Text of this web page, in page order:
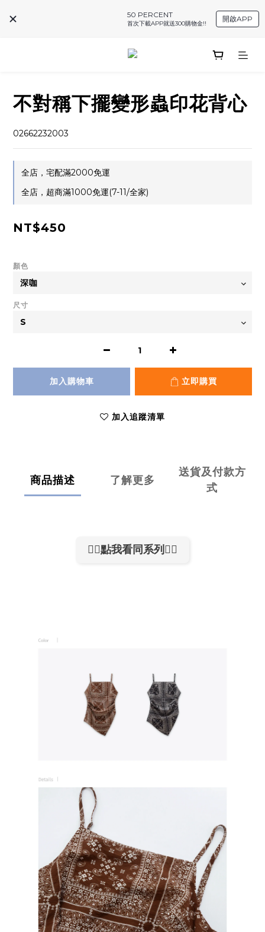
50 PERCENT
首次下載APP就送300購物金!!
開啟APP
不對稱下擺變形蟲印花背心
02662232003
全店，宅配滿2000免運
全店，超商滿1000免運(7-11/全家)
NT$450
顏色
尺寸
加入購物車 立即購買
加入追蹤清單
商品描述 了解更多
送貨及付款方
式
👉🏻點我看同系列👈🏻